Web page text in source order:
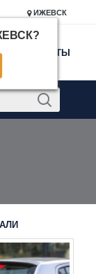
ИЖЕВСК
?
КОНТАКТЫ